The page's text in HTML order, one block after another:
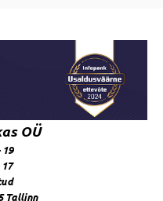
OÜ
Tallinn